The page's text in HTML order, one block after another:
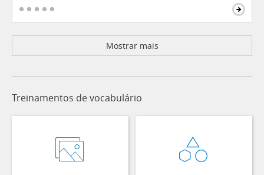
Mostrar mais
Treinamentos de vocabulário